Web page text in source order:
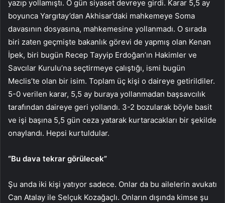
yazıp yollamıştı. O gün siyaset devreye girdi. Karar 5,5 ay
boyunca Yargıtay’dan Akhisar’daki mahkemeye Soma
davasının dosyasına, mahkemesine yollanmadı. O sırada
biri zaten geçmişte bakanlık görevi de yapmış olan Kenan
İpek, biri bugün Recep Tayyip Erdoğan’ın Hakimler ve
Savcılar Kurulu’na seçtirmeye çalıştığı, ismi bugün
Meclis’te olan bir isim. Toplam üç kişi o daireye getirildiler.
5-0 verilen karar, 5,5 ay buraya yollanmadan başsavcılık
tarafından daireye geri yollandı. 3-2 bozularak böyle basit
ve işi başına 5,5 gün ceza yatarak kurtaracakları bir şekilde
onaylandı. Hepsi kurtuldular.
“Bu dava tekrar görülecek”
Şu anda iki kişi yatıyor sadece. Onlar da bu ailelerin avukatı
Can Atalay ile Selçuk Kozağaçlı. Onların dışında kimse şu